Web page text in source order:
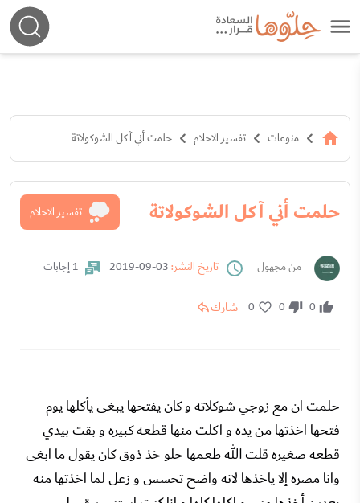
منوعات تفسير الاحلام حلمت أني آكل الشوكولاتة
حلمت أني آكل الشوكولاتة تفسير الاحلام
من مجهول تاريخ النشر: 1 إجابات
0
0
0 شارك
حلمت ان مع زوجي شوكلاته و كان يفتحها يبغى يأكلها يوم
فتحها اخذتها من يده و اكلت منها قطعه كبيره و بقت بيدي
قطعه صغيره قلت الله طعمها حلو خذ ذوق كان يقول ما ابغى
وانا مصره إلا ياخذها لانه واضح تحسس و زعل لما اخذتها منه